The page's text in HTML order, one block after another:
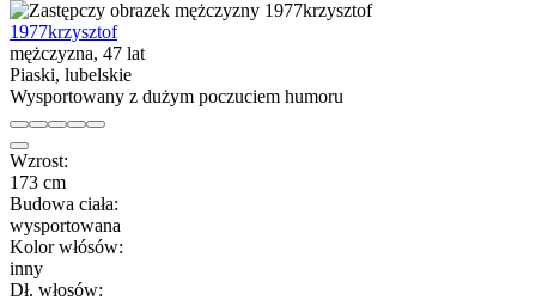
1977krzysztof
mężczyzna, 47 lat
Piaski, lubelskie
Wysportowany z dużym poczuciem humoru
Wzrost:
173 cm
Budowa ciała:
wysportowana
Kolor włósów:
inny
Dł. włosów: